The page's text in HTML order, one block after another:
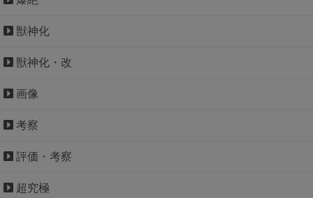
獣神化
獣神化・改
画像
考察
評価・考察
超究極